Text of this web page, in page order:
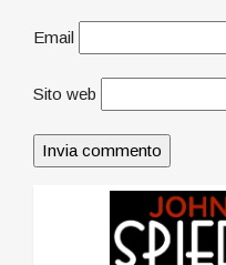
Email
Sito web